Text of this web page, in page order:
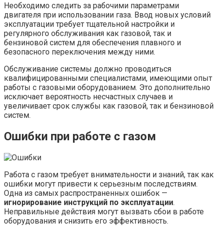
Необходимо следить за рабочими параметрами
двигателя при использовании газа. Ввод новых условий
эксплуатации требует тщательной настройки и
регулярного обслуживания как газовой, так и
бензиновой систем для обеспечения плавного и
безопасного переключения между ними.
Обслуживание системы должно проводиться
квалифицированными специалистами, имеющими опыт
работы с газовыми оборудованием. Это дополнительно
исключает вероятность несчастных случаев и
увеличивает срок службы как газовой, так и бензиновой
систем.
Ошибки при работе с газом
Работа с газом требует внимательности и знаний, так как
ошибки могут привести к серьезным последствиям.
Одна из самых распространенных ошибок —
игнорирование инструкций по эксплуатации.
Неправильные действия могут вызвать сбои в работе
оборудования и снизить его эффективность.